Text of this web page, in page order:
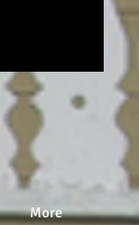
More